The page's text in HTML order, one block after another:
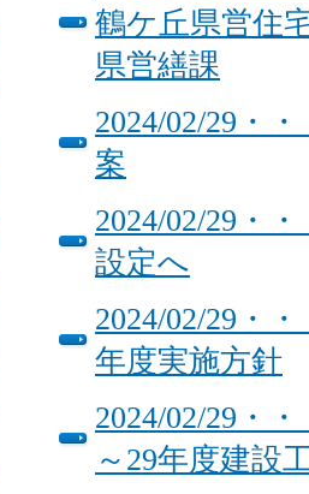
鶴ケ丘県営住
県営繕課
2024/02/29・
案
2024/02/29・
設定へ
2024/02/29・
年度実施方針
2024/02/29・
～29年度建設